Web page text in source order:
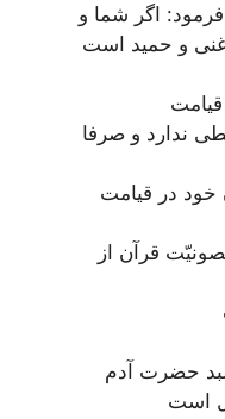
اگر شما و
غنی و حمید است
ندارد و صرفا
خود در قیامت
قرآن از
حضرت آدم
است